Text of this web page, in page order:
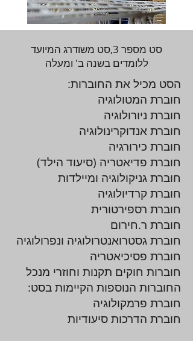
סט מספר 3,סט משודרג המיועד
ללומדים בשנה ב' ומעלה
הסט מכיל את החוברות:
חוברת המטולוגיה
חוברת ניורולוגיה
חוברת אנדוקרינולוגיה
חוברת כירורגיה
חוברת פדיאטריה (סיעוד הילד)
חוברת גניקולוגיה ומיילדות
חוברת קרדיולוגיה
חוברת רספירטורית
חוברת ר.חירום
חוברת גסטרואנטרולוגיה ונפרולוגיה
חוברת פסיכיאטריה
חוברות חוקים תקנות וחוזרי מנכל
החוברות הנוספות הקיימות בסט:
חוברת פרמקולוגיה
חוברת הדרכות סיעודיות